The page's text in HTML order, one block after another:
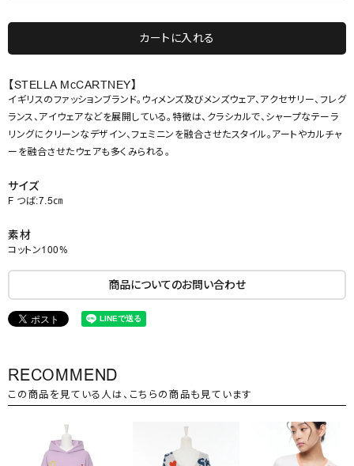
カートに入れる
【STELLA McCARTNEY】
イギリスのファッションブランド。ウィメンズ及びメンズウェア、アクセサリー、フレグ
ランス、アイウェアなどを展開している。特徴は、クラシカルで、シャープなテーラ
リングにクリーンなデザイン、フェミニンを融合させたスタイル。アートやカルチャ
ーを融合させたウェアも多くみられる。
サイズ
F つば:7.5㎝
素材
コットン100%
商品についてのお問い合わせ
RECOMMEND
この商品を見ている人は、こちらの商品も見ています